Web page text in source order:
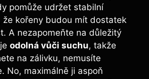
pomůže udržet stabilní
že kořeny budou mít dostatek
A nezapomeňte na důležitý
odolná vůči suchu, takže
na zálivku, nemusíte
No, maximálně ji aspoň